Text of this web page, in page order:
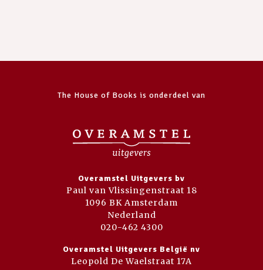
The House of Books is onderdeel van
Overamstel Uitgevers bv
Paul van Vlissingenstraat 18
1096 BK Amsterdam
Nederland
020-462 4300
Overamstel Uitgevers België nv
Leopold De Waelstraat 17A